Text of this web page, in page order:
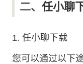
二、 任小聊
1. 任小聊下载
您可以通过以下